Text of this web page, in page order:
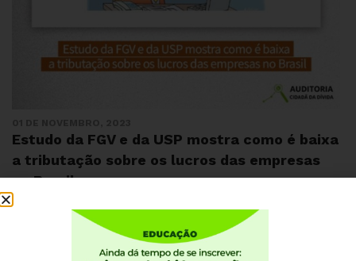
Estudo da FGV e da USP mostra como é baixa
a tributação sobre os lucros das empresas
no Brasil